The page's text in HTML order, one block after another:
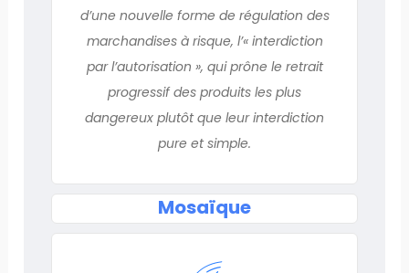
d’une nouvelle forme de régulation des
marchandises à risque, l’« interdiction
par l’autorisation », qui prône le retrait
progressif des produits les plus
dangereux plutôt que leur interdiction
pure et simple.
Mosaïque